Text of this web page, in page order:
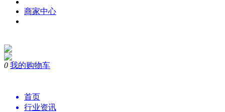
商家中心
0 我的购物车
首页
行业资讯